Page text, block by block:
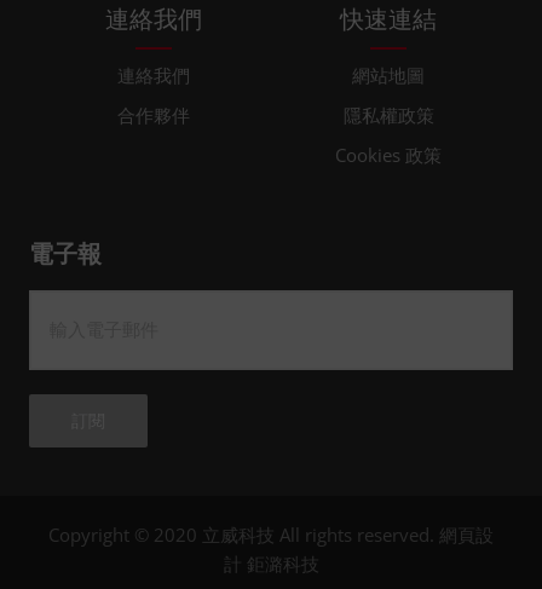
連絡我們
連絡我們
合作夥伴
快速連結
網站地圖
隱私權政策
Cookies 政策
電子報
Copyright © 2020 立威科技 All rights reserved. 網頁設
計 鉅潞科技